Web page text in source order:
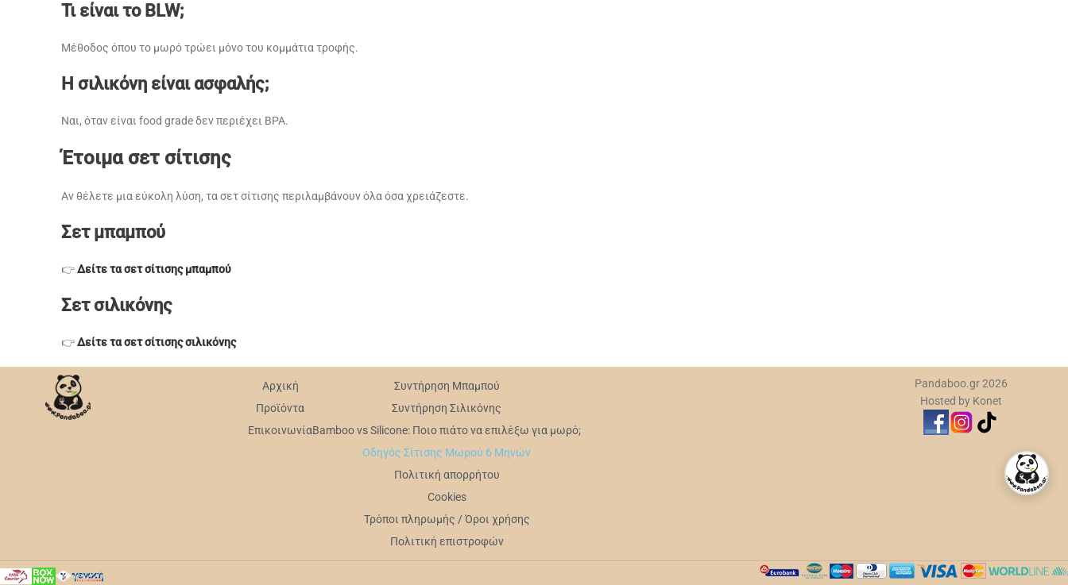
Τι είναι το BLW;
Μέθοδος όπου το μωρό τρώει μόνο του κομμάτια τροφής.
Η σιλικόνη είναι ασφαλής;
Ναι, όταν είναι food grade δεν περιέχει BPA.
Έτοιμα σετ σίτισης
Αν θέλετε μια εύκολη λύση, τα σετ σίτισης περιλαμβάνουν όλα όσα χρειάζεστε.
Σετ μπαμπού
👉Δείτε τα σετ σίτισης μπαμπού
Σετ σιλικόνης
👉Δείτε τα σετ σίτισης σιλικόνης
Συντήρηση Mπαμπού
Συντήρηση Σιλικόνης
Bamboo vs Silicone: Ποιο πιάτο να επιλέξω για μωρό;
Οδηγός Σίτισης Μωρού 6 Μηνών
Πολιτική απορρήτου
Cookies
Τρόποι πληρωμής / Όροι χρήσης
Πολιτική επιστροφών
Αρχική
Προϊόντα
Επικοινωνία
Pandaboo.gr 2026
Hosted by Konet